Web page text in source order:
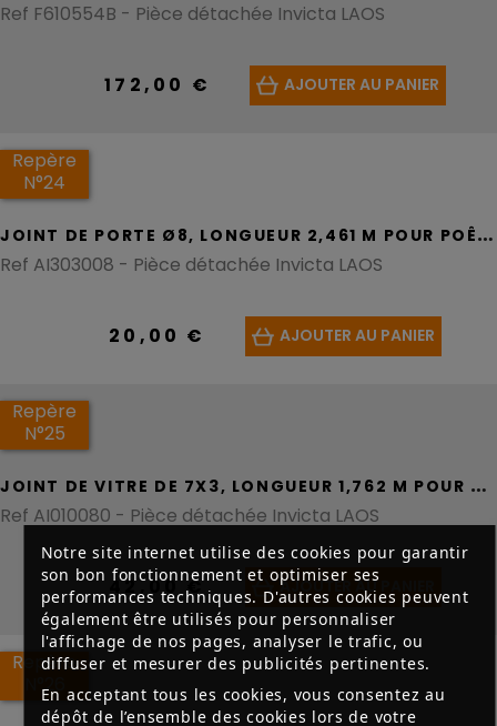
Notre site internet utilise des cookies pour garantir
son bon fonctionnement et optimiser ses
performances techniques. D'autres cookies peuvent
également être utilisés pour personnaliser
l'affichage de nos pages, analyser le trafic, ou
diffuser et mesurer des publicités pertinentes.
En acceptant tous les cookies, vous consentez au
dépôt de l’ensemble des cookies lors de votre
Ref F610554B - Pièce détachée Invicta LAOS
172,00 € AJOUTER AU PANIER
Repère
N°24
J
OINT DE PORTE Ø8, LONGUEUR 2,461 M POUR POÊLE À BOIS LAOS
Ref AI303008 - Pièce détachée Invicta LAOS
20,00 € AJOUTER AU PANIER
Repère
N°25
J
OINT DE VITRE DE 7X3, LONGUEUR 1,762 M POUR POÊLE À BOIS LAOS
Ref AI010080 - Pièce détachée Invicta LAOS
42,00 € AJOUTER AU PANIER
Repère
N°26